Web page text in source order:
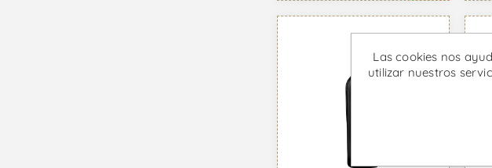
Las cookies nos
utilizar nuestros